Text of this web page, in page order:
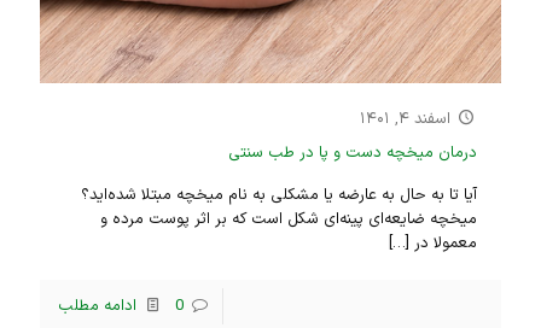
اسفند ۴, ۱۴۰۱
درمان میخچه دست و پا در طب سنتی
آیا تا به حال به عارضه یا مشکلی به نام میخچه مبتلا شده‌اید؟
میخچه ضایعه‌ای پینه‌ای شکل است که بر اثر پوست مرده و
معمولا در […]
0 ادامه مطلب